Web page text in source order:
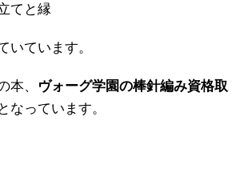
てと縁
いています。
本、
ヴォーグ学園の棒針編み資格取
なっています。